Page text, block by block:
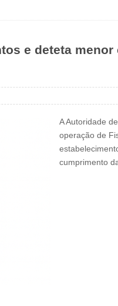
e deteta
A Autoridade
operação de
cumprimento